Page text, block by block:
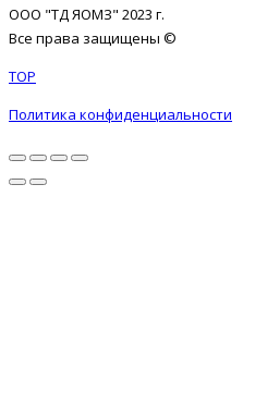
ООО "ТД ЯОМЗ" 2023 г.
Все права защищены ©
TOP
Политика конфиденциальности